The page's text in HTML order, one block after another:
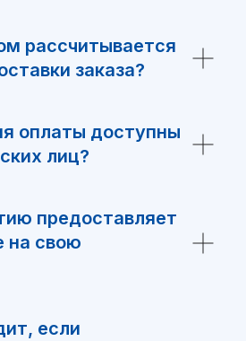
рассчитывается
заказа?
оплаты доступны
лиц?
предоставляет
на свою
если
с